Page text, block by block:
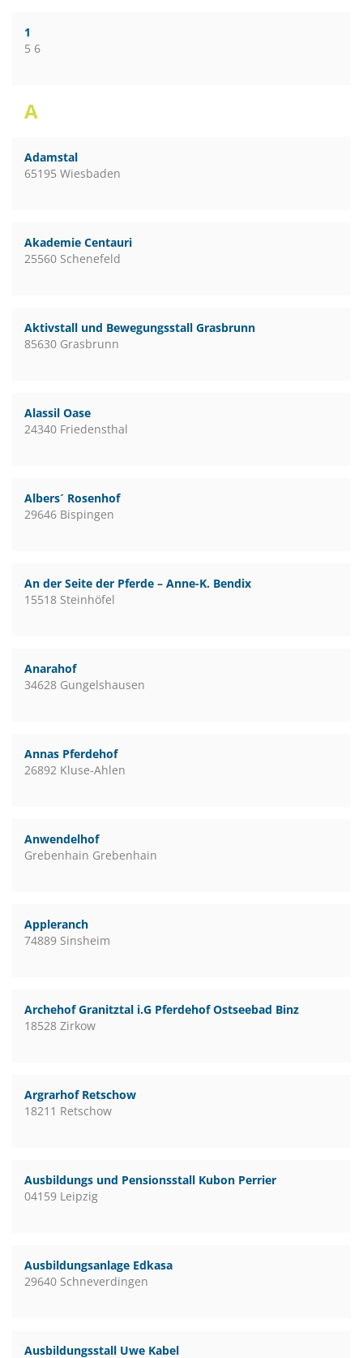
1
5 6
A
Adamstal
65195 Wiesbaden
Akademie Centauri
25560 Schenefeld
Aktivstall und Bewegungsstall Grasbrunn
85630 Grasbrunn
Alassil Oase
24340 Friedensthal
Albers´ Rosenhof
29646 Bispingen
An der Seite der Pferde – Anne-K. Bendix
15518 Steinhöfel
Anarahof
34628 Gungelshausen
Annas Pferdehof
26892 Kluse-Ahlen
Anwendelhof
Grebenhain Grebenhain
Appleranch
74889 Sinsheim
Archehof Granitztal i.G Pferdehof Ostseebad Binz
18528 Zirkow
Argrarhof Retschow
18211 Retschow
Ausbildungs und Pensionsstall Kubon Perrier
04159 Leipzig
Ausbildungsanlage Edkasa
29640 Schneverdingen
Ausbildungsstall Uwe Kabel